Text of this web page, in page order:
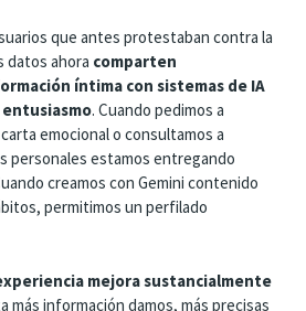
que antes protestaban contra la
datos ahora comparten
íntima con sistemas de IA
. Cuando pedimos a
emocional o consultamos a
personales estamos entregando
creamos con Gemini contenido
permitimos un perfilado
mejora sustancialmente
más información damos, más precisas